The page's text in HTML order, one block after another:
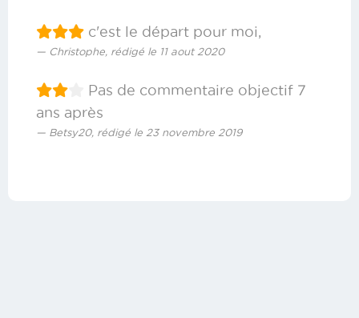
c'est le départ pour moi,
Christophe, rédigé le 11 aout 2020
Pas de commentaire objectif 7
ans après
Betsy20, rédigé le 23 novembre 2019